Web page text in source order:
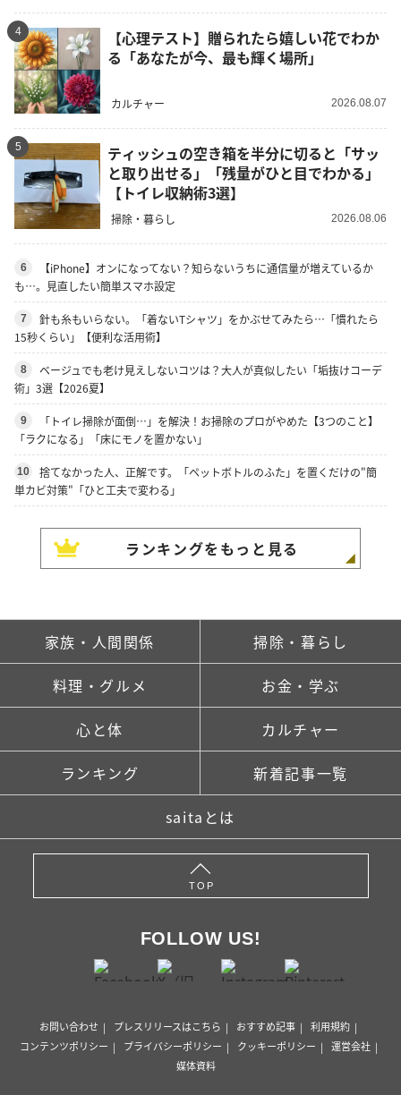
4
【心理テスト】贈られたら嬉しい花でわか
る「あなたが今、最も輝く場所」
カルチャー 2026.08.07
5
ティッシュの空き箱を半分に切ると「サッ
と取り出せる」「残量がひと目でわかる」
【トイレ収納術3選】
掃除・暮らし 2026.08.06
6
【iPhone】オンになってない？知らないうちに通信量が増えているか
も…。見直したい簡単スマホ設定
7
針も糸もいらない。「着ないTシャツ」をかぶせてみたら…「慣れたら
15秒くらい」【便利な活用術】
8
ベージュでも老け見えしないコツは？大人が真似したい「垢抜けコーデ
術」3選【2026夏】
9
「トイレ掃除が面倒…」を解決！お掃除のプロがやめた【3つのこと】
「ラクになる」「床にモノを置かない」
10
捨てなかった人、正解です。「ペットボトルのふた」を置くだけの"簡
単カビ対策"「ひと工夫で変わる」
ランキングをもっと見る
家族・人間関係 掃除・暮らし
料理・グルメ お金・学ぶ
心と体 カルチャー
ランキング 新着記事一覧
saitaとは
TOP
FOLLOW US!
お問い合わせ プレスリリースはこちら おすすめ記事
利用規約
コンテンツポリシー
プライバシーポリシー クッキーポリシー
運営会社
媒体資料